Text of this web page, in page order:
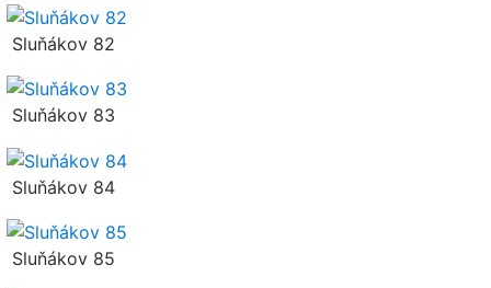
Sluňákov 82
Sluňákov 83
Sluňákov 84
Sluňákov 85